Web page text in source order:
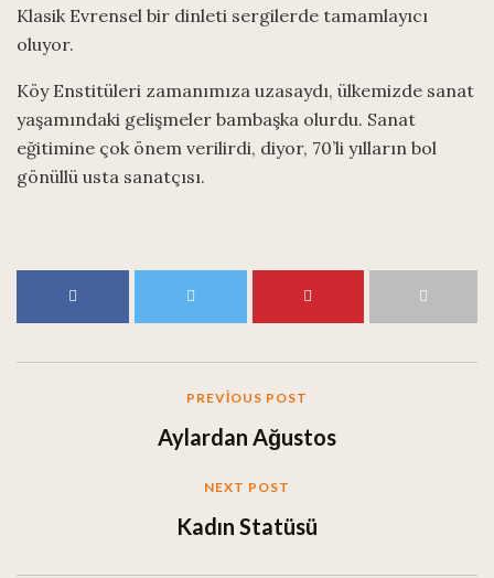
Klasik Evrensel bir dinleti sergilerde tamamlayıcı
oluyor.
Köy Enstitüleri zamanımıza uzasaydı, ülkemizde sanat
yaşamındaki gelişmeler bambaşka olurdu. Sanat
eğitimine çok önem verilirdi, diyor, 70’li yılların bol
gönüllü usta sanatçısı.
PREVIOUS POST
Aylardan Ağustos
NEXT POST
Kadın Statüsü